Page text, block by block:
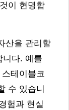
이 현명합
산을 관리할
니다. 예를
테이블코
수 있습니
험과 현실